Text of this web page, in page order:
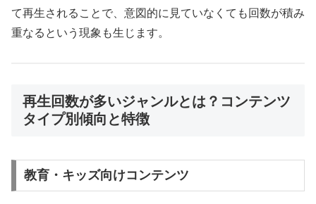
て再生されることで、意図的に見ていなくても回数が積み
重なるという現象も生じます。
再生回数が多いジャンルとは？コンテンツ
タイプ別傾向と特徴
教育・キッズ向けコンテンツ